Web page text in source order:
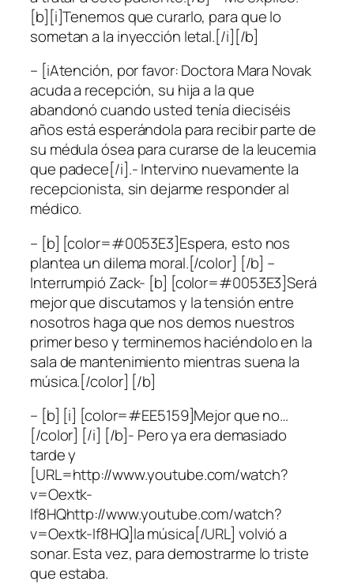
[b][i]Tenemos que curarlo, para que lo
sometan a la inyección letal.[/i][/b]
– [iAtención, por favor: Doctora Mara Novak
acuda a recepción, su hija a la que
abandonó cuando usted tenía dieciséis
años está esperándola para recibir parte de
su médula ósea para curarse de la leucemia
que padece[/i].- Intervino nuevamente la
recepcionista, sin dejarme responder al
médico.
– [b] [color=#0053E3]Espera, esto nos
plantea un dilema moral.[/color] [/b] –
Interrumpió Zack- [b] [color=#0053E3]Será
mejor que discutamos y la tensión entre
nosotros haga que nos demos nuestros
primer beso y terminemos haciéndolo en la
sala de mantenimiento mientras suena la
música.[/color] [/b]
– [b] [i] [color=#EE5159]Mejor que no…
[/color] [/i] [/b]- Pero ya era demasiado
tarde y
[URL=http://www.youtube.com/watch?
v=Oextk-
If8HQhttp://www.youtube.com/watch?
v=Oextk-If8HQ]la música[/URL] volvió a
sonar. Esta vez, para demostrarme lo triste
que estaba.